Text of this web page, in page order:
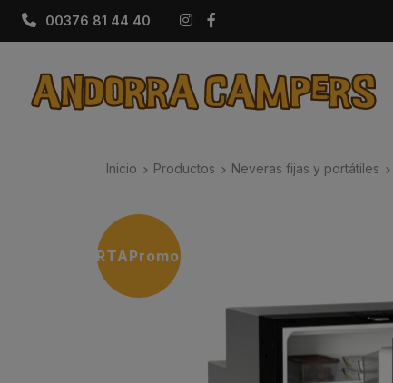
00376 81 44 40 Instagram
Inicio Productos Neveras fijas y portátiles
OFERTAPromoción